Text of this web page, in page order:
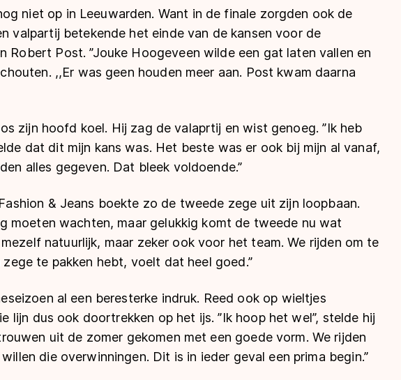
niet op in Leeuwarden. Want in de finale zorgden ook de
valpartij betekende het einde van de kansen voor de
Robert Post. ’’Jouke Hoogeveen wilde een gat laten vallen en
,,Er was geen houden meer aan. Post kwam daarna
zijn hoofd koel. Hij zag de valaprtij en wist genoeg. ’’Ik heb
dat dit mijn kans was. Het beste was er ook bij mijn al vanaf,
alles gegeven. Dat bleek voldoende.’’
& Jeans boekte zo de tweede zege uit zijn loopbaan.
moeten wachten, maar gelukkig komt de tweede nu wat
natuurlijk, maar zeker ook voor het team. We rijden om te
te pakken hebt, voelt dat heel goed.’’
al een beresterke indruk. Reed ook op wieltjes
lijn dus ook doortrekken op het ijs. ’’Ik hoop het wel’’, stelde hij
uit de zomer gekomen met een goede vorm. We rijden
die overwinningen. Dit is in ieder geval een prima begin.’’